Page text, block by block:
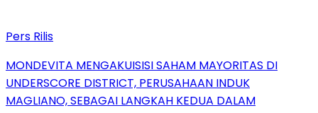
Pers Rilis
MONDEVITA MENGAKUISISI SAHAM MAYORITAS DI
UNDERSCORE DISTRICT, PERUSAHAAN INDUK
MAGLIANO, SEBAGAI LANGKAH KEDUA DALAM